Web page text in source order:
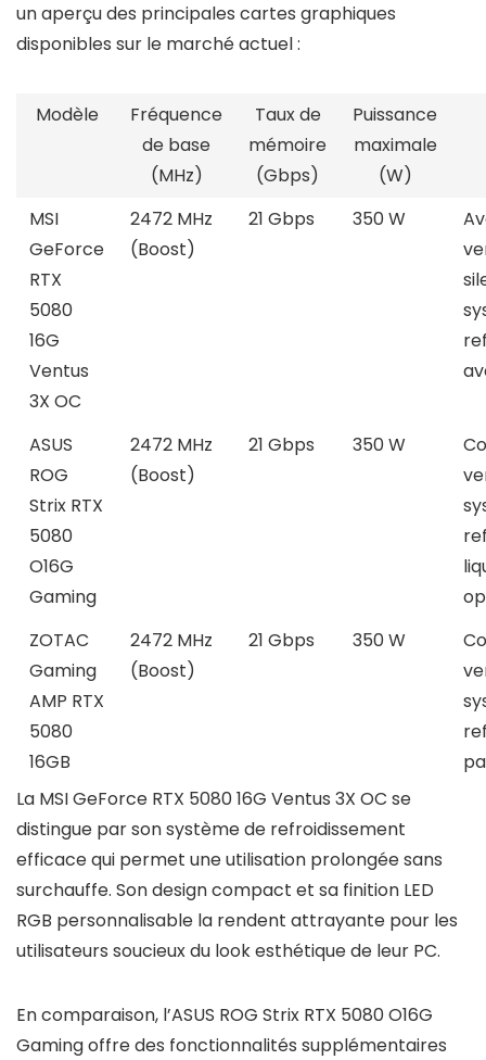
un aperçu des principales cartes graphiques
disponibles sur le marché actuel :
Modèle
Fréquence
de base
(MHz)
Taux de
mémoire
(Gbps)
Puissance
maximale
(W)
MSI
GeForce
RTX
5080
16G
Ventus
3X OC
2472 MHz
(Boost)
21 Gbps 350 W
ASUS
ROG
Strix RTX
5080
O16G
Gaming
2472 MHz
(Boost)
21 Gbps 350 W
ZOTAC
Gaming
AMP RTX
5080
16GB
2472 MHz
(Boost)
21 Gbps 350 W
La MSI GeForce RTX 5080 16G Ventus 3X OC se
distingue par son système de refroidissement
efficace qui permet une utilisation prolongée sans
surchauffe. Son design compact et sa finition LED
RGB personnalisable la rendent attrayante pour les
utilisateurs soucieux du look esthétique de leur PC.
En comparaison, l’ASUS ROG Strix RTX 5080 O16G
Gaming offre des fonctionnalités supplémentaires